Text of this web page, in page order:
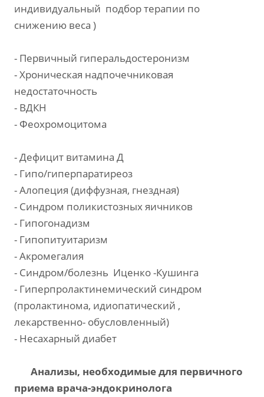
индивидуальный подбор терапии по
снижению веса )
- Первичный гиперальдостеронизм
- Хроническая надпочечниковая
недостаточность
- ВДКН
- Феохромоцитома
- Дефицит витамина Д
- Гипо/гиперпаратиреоз
- Алопеция (диффузная, гнездная)
- Синдром поликистозных яичников
- Гипогонадизм
- Гипопитуитаризм
- Акромегалия
- Синдром/болезнь Иценко -Кушинга
- Гиперпролактинемический синдром
(пролактинома, идиопатический ,
лекарственно- обусловленный)
- Несахарный диабет
Анализы, необходимые для первичного
приема врача-эндокринолога